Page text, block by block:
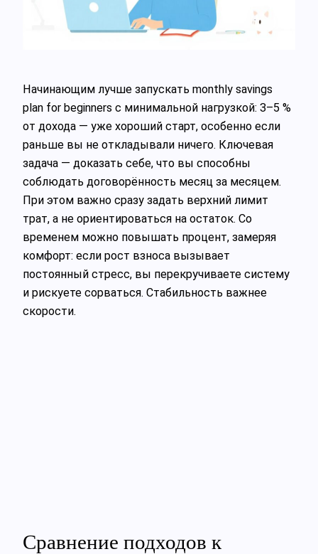
Начинающим лучше запускать monthly savings
plan for beginners с минимальной нагрузкой: 3–5 %
от дохода — уже хороший старт, особенно если
раньше вы не откладывали ничего. Ключевая
задача — доказать себе, что вы способны
соблюдать договорённость месяц за месяцем.
При этом важно сразу задать верхний лимит
трат, а не ориентироваться на остаток. Со
временем можно повышать процент, замеряя
комфорт: если рост взноса вызывает
постоянный стресс, вы перекручиваете систему
и рискуете сорваться. Стабильность важнее
скорости.
Сравнение подходов к